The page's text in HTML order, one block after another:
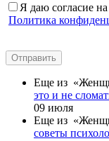
Я даю согласие
Политика
Отправить
Еще из
это и не
09 июля
Еще из
советы